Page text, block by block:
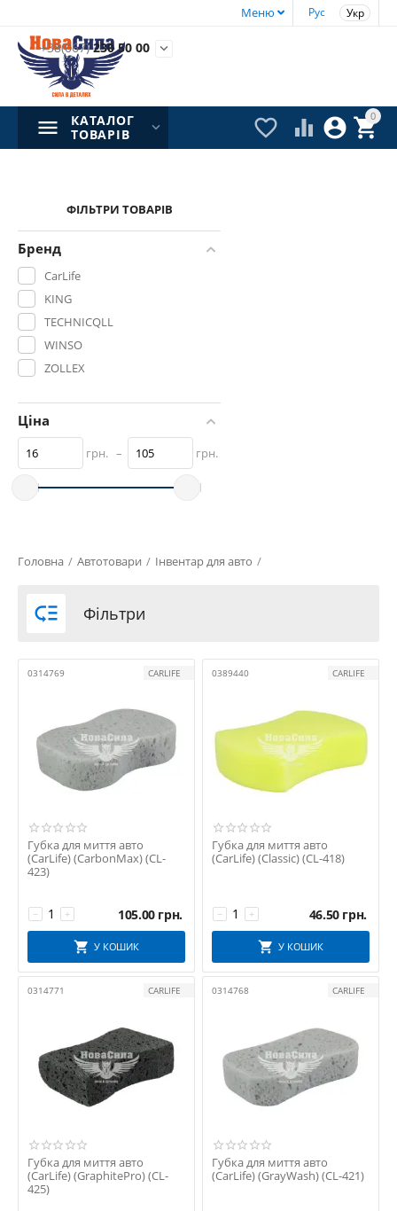
Рус Укр
Меню
+38(067)230 50 00 
0


 
КАТАЛОГ
ТОВАРІВ
ФІЛЬТРИ ТОВАРІВ
Бренд
CarLife
KING
TECHNICQLL
WINSO
ZOLLEX
Ціна
грн. – грн.
Головна / Автотовари / Інвентар для авто /
 Фільтри
0314769 CARLIFE
Губка для миття авто
(CarLife) (CarbonMax) (CL-
423)
+
− 105.00 грн.
У КОШИК
0389440 CARLIFE
Губка для миття авто
(CarLife) (Classic) (CL-418)
+
− 46.50 грн.
У КОШИК
0314771 CARLIFE
Губка для миття авто
(CarLife) (GraphitePro) (CL-
425)
0314768 CARLIFE
Губка для миття авто
(CarLife) (GrayWash) (CL-421)